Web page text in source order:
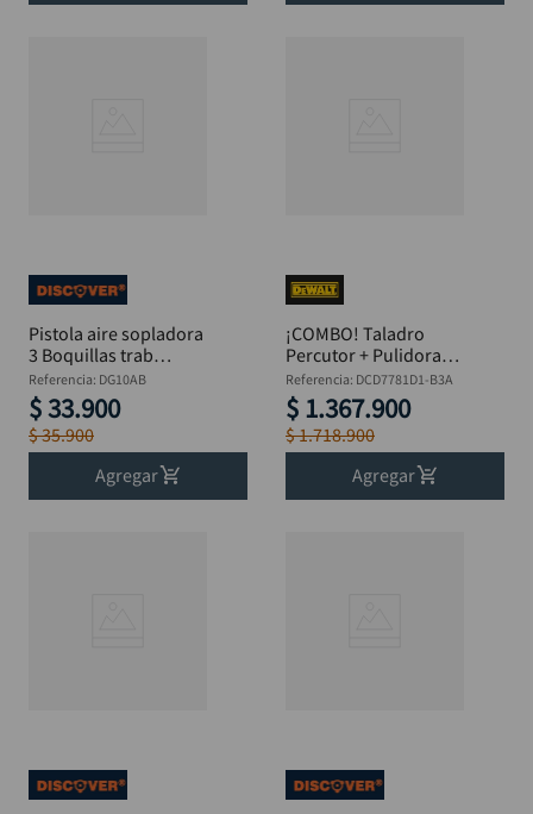
Pistola aire sopladora
3 Boquillas trab
pesadDISCOVER
DG10AB
Referencia: DG10AB
$33.900
$35.900
Agregar
¡COMBO! Taladro
Percutor + Pulidora
DeWalt 20V
DCD7781D1-B3A
Referencia: DCD7781D1-B3A
$ 1.367.900
$1.718.900
Agregar